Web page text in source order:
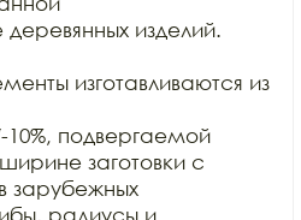
изделий.
изготавливаются из
подвергаемой
заготовки с
зарубежных
радиусы и